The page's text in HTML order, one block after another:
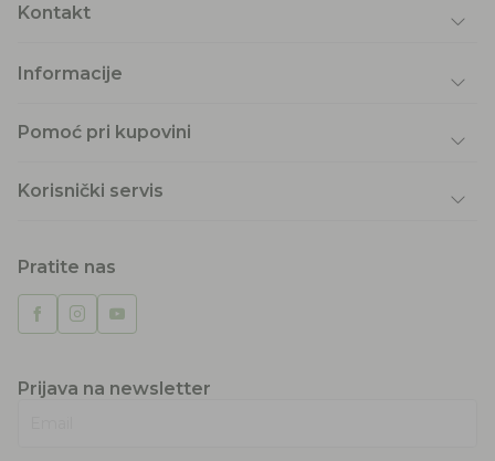
Kontakt
Informacije
Pomoć pri kupovini
Korisnički servis
Pratite nas
Prijava na newsletter